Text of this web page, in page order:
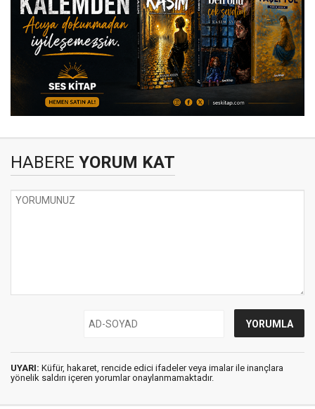
HABERE YORUM KAT
UYARI: Küfür, hakaret, rencide edici ifadeler veya imalar ile inançlara
yönelik saldırı içeren yorumlar onaylanmamaktadır.